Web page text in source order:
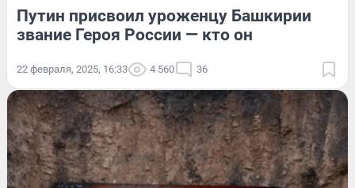
Путин присвоил уроженцу Башкирии
звание Героя России — кто он
22 февраля, 2025, 16:33 4 560 36